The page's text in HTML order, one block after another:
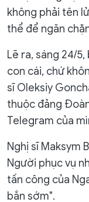
không phải tên
thể để ngăn
Lẽ ra, sáng 24/
con cái, chứ
sĩ Oleksiy
thuộc đảng
Telegram của
Nghị sĩ Maksym
Người phục vụ
tấn công của
bắn sớm".